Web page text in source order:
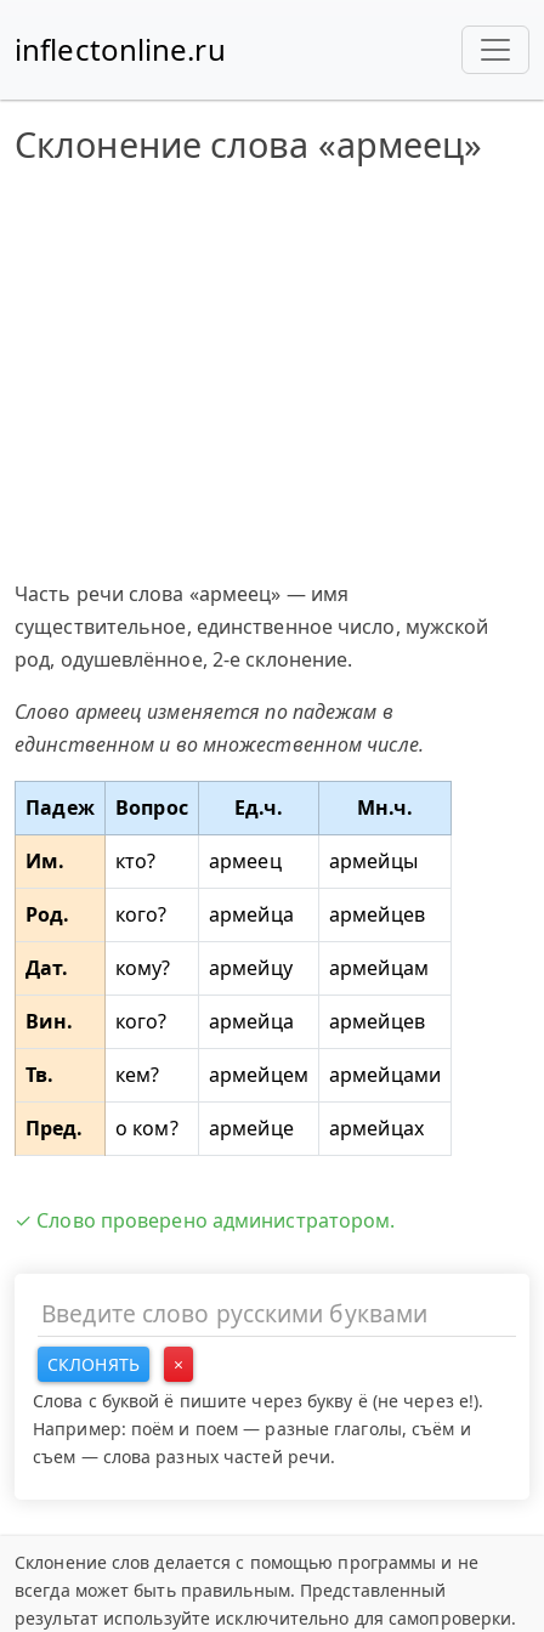
inflectonline.ru
Склонение слова «армеец»
Часть речи слова «армеец» — имя
существительное, единственное число, мужской
род, одушевлённое, 2-е склонение.
Слово армеец изменяется по падежам в
единственном и во множественном числе.
Падеж Вопрос Ед.ч.
Мн.ч.
Им.
кто? армеец
армейцы
Род.
кого? армейца
армейцев
Дат.
кому? армейцу
армейцам
Вин.
кого? армейца
армейцев
Тв.
кем? армейцем
армейцами
Пред.
о ком? армейце армейцах
✓ Слово проверено администратором.
СКЛОНЯТЬ
×
Слова с буквой ё пишите через букву ё (не через е!).
Например: поём и поем — разные глаголы, съём и
съем — слова разных частей речи.
Склонение слов делается с помощью программы и не
всегда может быть правильным. Представленный
результат используйте исключительно для самопроверки.